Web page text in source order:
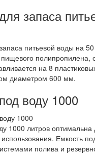
запаса
полипропилена,
на 8
диаметром 600 мм.
воду 1000
1000 литров оптимальна
Емкость
полива и